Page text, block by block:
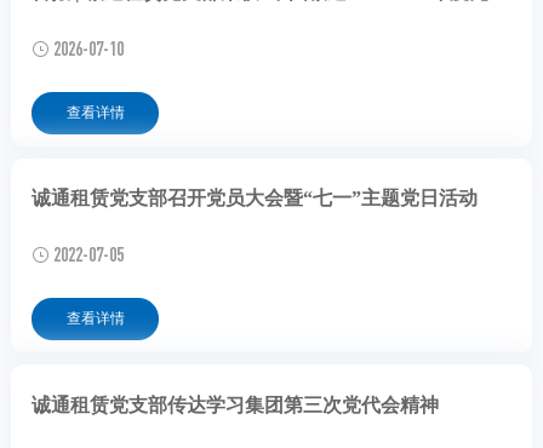
2026-07-10
查看详情
诚通租赁党支部召开党员大会暨“七一”主题党日活动
2022-07-05
查看详情
诚通租赁党支部传达学习集团第三次党代会精神